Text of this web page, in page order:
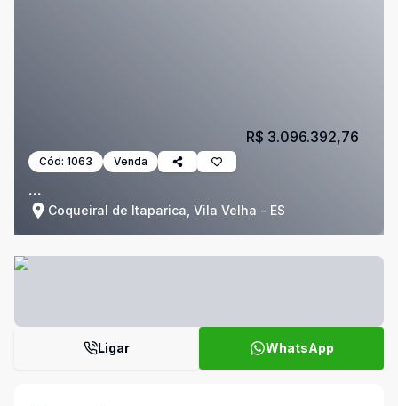
Cód: 1063 Venda
...
Coqueiral de Itaparica, Vila Velha - ES
R$ 3.096.392,76
Ligar WhatsApp